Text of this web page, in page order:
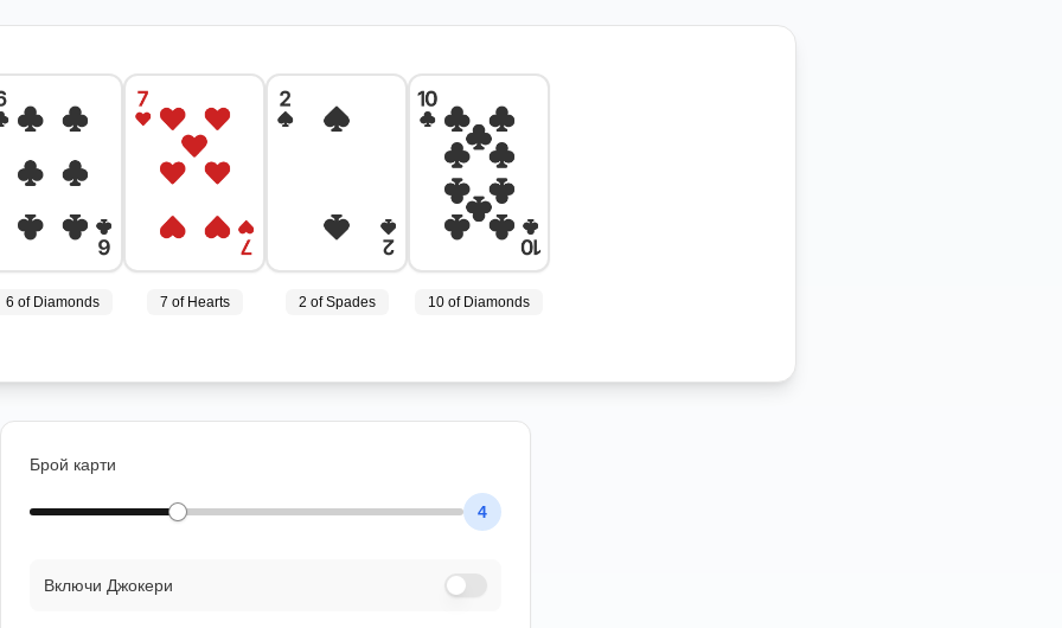
6 of Diamonds 7 of Hearts 2 of Spades 10 of Diamonds
Брой карти
4
Включи Джокери